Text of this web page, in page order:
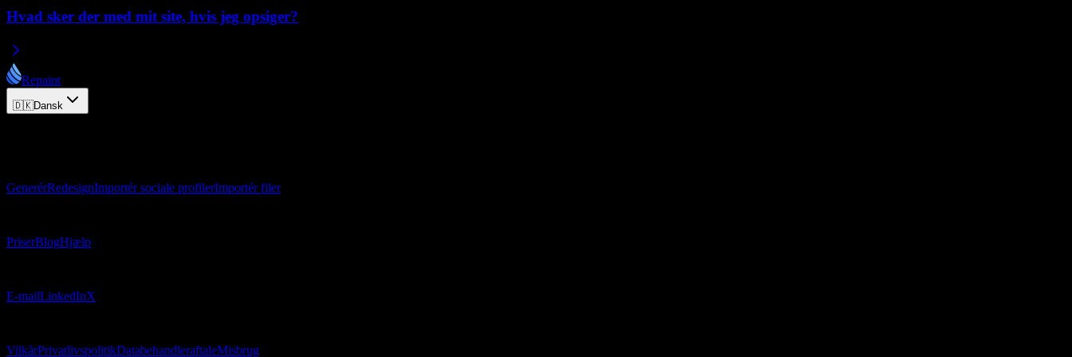
Hvad sker der med mit site, hvis jeg opsiger?
Repaint
🇩🇰Dansk
GenerérRedesignImportér sociale profilerImportér filer
PriserBlogHjælp
E-mailLinkedInX
VilkårPrivatlivspolitikDatabehandleraftaleMisbrug